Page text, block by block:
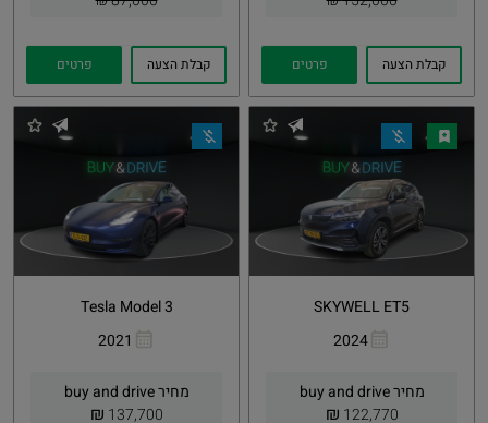
קבלת הצעה פרטים קבלת הצעה פרטים
SKYWELL ET5
2024
מחיר buy and drive
122,770
₪
Whatsapp
Tesla Model 3
2021
מחיר buy and drive
137,700
₪
Whatsapp